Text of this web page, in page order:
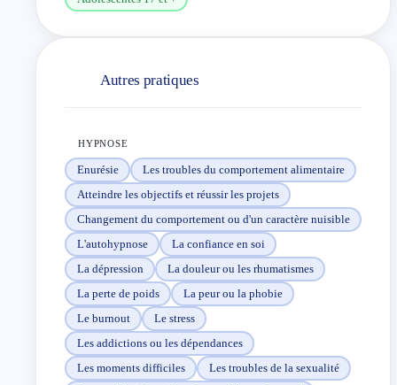
neurosciences. Cette double approche me permet
sécurisant où il peut être lui-même.
Autres pratiques
HYPNOSE
Enurésie
Les troubles du comportement alimentaire
Atteindre les objectifs et réussir les projets
Changement du comportement ou d'un caractère nuisible
L'autohypnose
La confiance en soi
La dépression
La douleur ou les rhumatismes
La perte de poids
La peur ou la phobie
Le burnout
Le stress
Les addictions ou les dépendances
Les moments difficiles
Les troubles de la sexualité